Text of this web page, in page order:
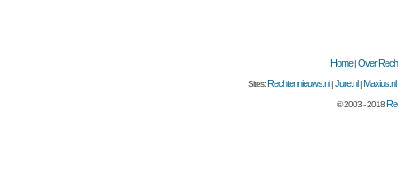
Home|Over
Sites:Rechtennieuws.nl |Jure.nl |Maxius.nl
© 2003 - 2018